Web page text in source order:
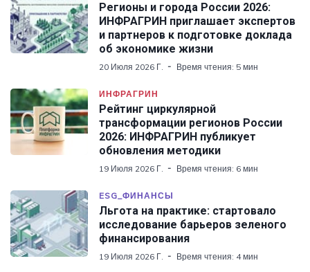
Регионы и города России 2026:
ИНФРАГРИН приглашает экспертов
и партнеров к подготовке доклада
об экономике жизни
20 Июля 2026 Г. Время чтения: 5 мин
ИНФРАГРИН
Рейтинг циркулярной
трансформации регионов России
2026: ИНФРАГРИН публикует
обновления методики
19 Июля 2026 Г. Время чтения: 6 мин
ESG_ФИНАНСЫ
Льгота на практике: стартовало
исследование барьеров зеленого
финансирования
19 Июля 2026 Г. Время чтения: 4 мин